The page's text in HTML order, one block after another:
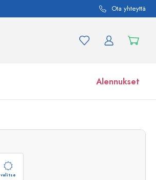
Ota yhteyttä
Alennukset
Lasipurkit
Osta nyt
valitse